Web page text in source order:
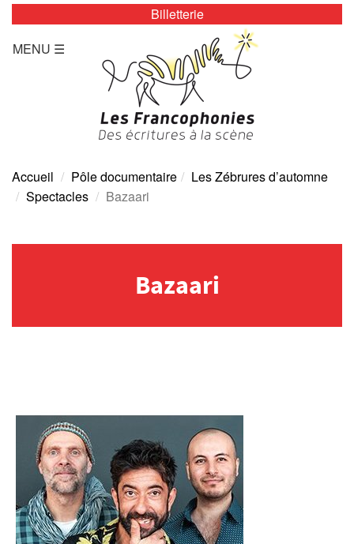
LES ZÉBRURES
Programmation/Calendrier
Presse
Tarifs
Archives
MAISON DES AUTEURS·RICES
Présentation
Les résidences
Prix littéraires
Billetterie
MENU ☰
Accueil Pôle documentaire
Les Zébrures d’automne
Spectacles
Bazaari
Bazaari